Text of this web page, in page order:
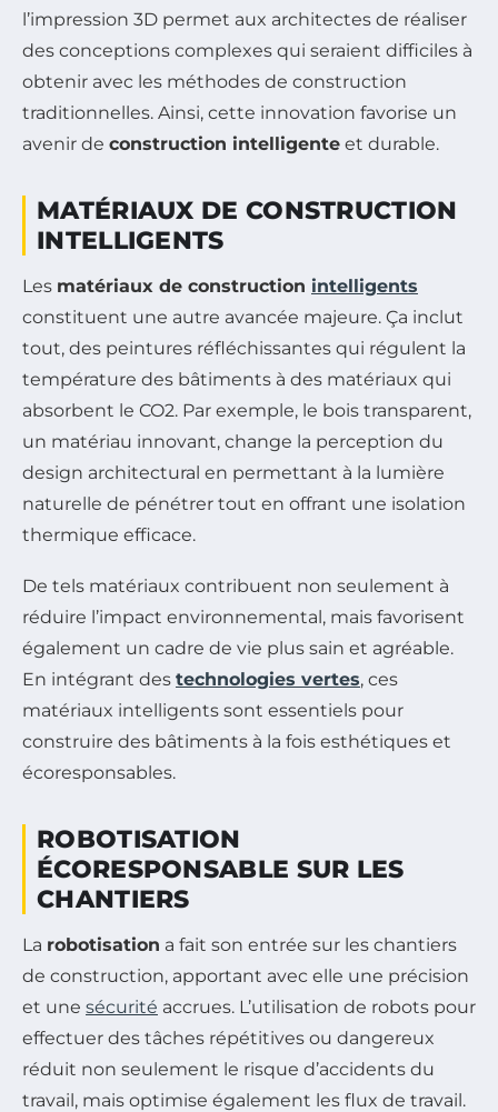
l’impression 3D permet aux architectes de réaliser
des conceptions complexes qui seraient difficiles à
obtenir avec les méthodes de construction
traditionnelles. Ainsi, cette innovation favorise un
avenir de construction intelligente et durable.
MATÉRIAUX DE CONSTRUCTION
INTELLIGENTS
Les matériaux de construction intelligents
constituent une autre avancée majeure. Ça inclut
tout, des peintures réfléchissantes qui régulent la
température des bâtiments à des matériaux qui
absorbent le CO2. Par exemple, le bois transparent,
un matériau innovant, change la perception du
design architectural en permettant à la lumière
naturelle de pénétrer tout en offrant une isolation
thermique efficace.
De tels matériaux contribuent non seulement à
réduire l’impact environnemental, mais favorisent
également un cadre de vie plus sain et agréable.
En intégrant des technologies vertes, ces
matériaux intelligents sont essentiels pour
construire des bâtiments à la fois esthétiques et
écoresponsables.
ROBOTISATION
ÉCORESPONSABLE SUR LES
CHANTIERS
La robotisation a fait son entrée sur les chantiers
de construction, apportant avec elle une précision
et une sécurité accrues. L’utilisation de robots pour
effectuer des tâches répétitives ou dangereux
réduit non seulement le risque d’accidents du
travail, mais optimise également les flux de travail.